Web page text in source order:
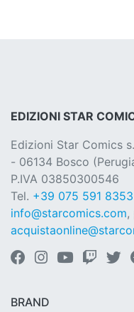
EDIZIONI STAR
Edizioni Star Comics
- 06134 Bosco
P.IVA 03850300546
Tel. +39 075 591 8353
info@starcomics.com,
BRAND